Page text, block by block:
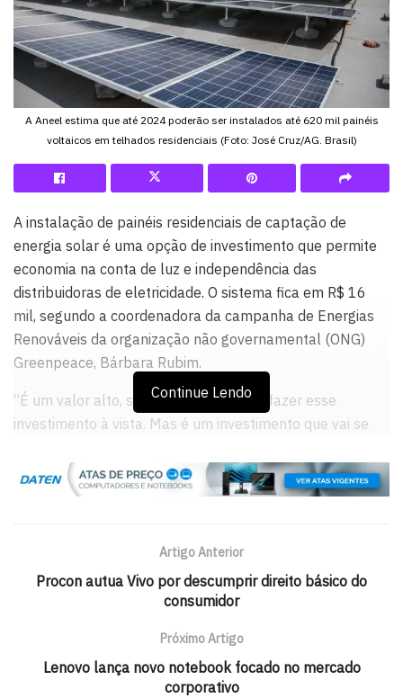
A Aneel estima que até 2024 poderão ser instalados até 620 mil painéis
voltaicos em telhados residenciais (Foto: José Cruz/AG. Brasil)
A instalação de painéis residenciais de captação de
energia solar é uma opção de investimento que permite
economia na conta de luz e independência das
distribuidoras de eletricidade. O sistema fica em R$ 16
mil, segundo a coordenadora da campanha de Energias
Renováveis da organização não governamental (ONG)
Greenpeace, Bárbara Rubim.
“É um valor alto, se a pessoa tiver que fazer esse
investimento à vista. Mas é um investimento que vai se
pessoa. É um investimento que você está fazendo no seu
imóvel”, ressaltou Bárbara em entrevista à Agência
Em 2015, a Agência Nacional de Energia Elétrica (Aneel)
estimava que até 2024 poderiam ser instalados até 620
mil painéis voltaicos em telhados residenciais. Para a
que os sistemas podem chegar a 82 mil equipamentos.
Eles captam a luz solar e a transformam em eletricidade
Continue Lendo
Artigo Anterior
Procon autua Vivo por descumprir direito básico do
consumidor
Próximo Artigo
Lenovo lança novo notebook focado no mercado
corporativo